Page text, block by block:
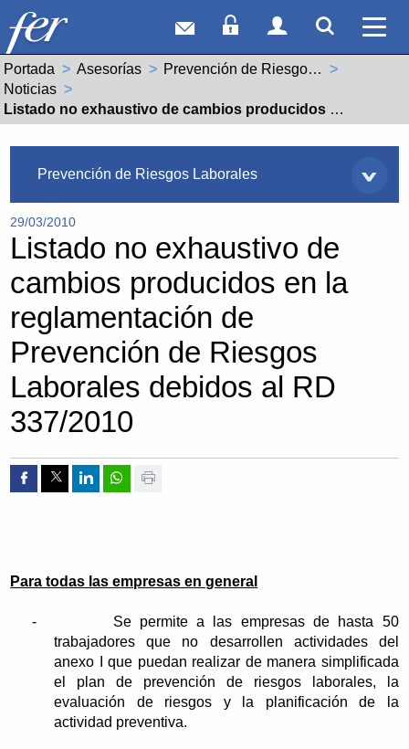
Correo webAcceso Socios
Acceso
Portada Asesorías
Prevención de Riesgos Laborales
Noticias
Actual:
Listado no exhaustivo de cambios producidos en la reglamentación de Prevención de Riesgos Laborales debidos al RD 337/2010
Prevención de Riesgos Laborales
29/03/2010
Listado no exhaustivo de
cambios producidos en la
reglamentación de
Prevención de Riesgos
Laborales debidos al RD
337/2010
Compartir por Facebook
Compartir por Twitter
Compartir por Linkedin
Compartir por whatsapp
Imprimir
Para todas las empresas en general
-
Se permite a las empresas de hasta 50
trabajadores que no desarrollen actividades del
anexo I que puedan realizar de manera simplificada
el plan de prevención de riesgos laborales, la
evaluación de riesgos y la planificación de la
actividad preventiva.